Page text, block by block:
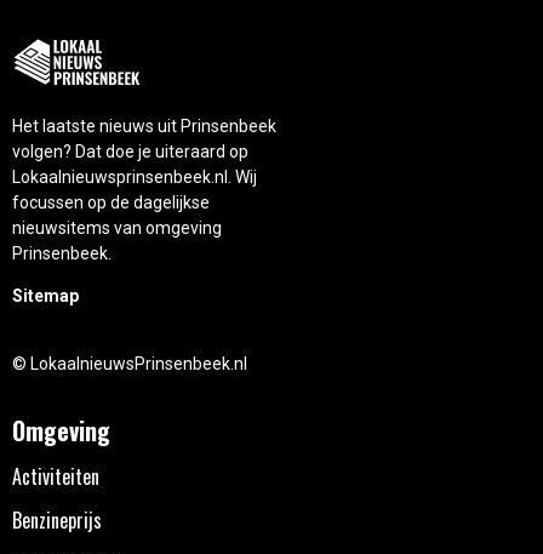
Het laatste nieuws uit Prinsenbeek
volgen? Dat doe je uiteraard op
Lokaalnieuwsprinsenbeek.nl. Wij
focussen op de dagelijkse
nieuwsitems van omgeving
Prinsenbeek.
Sitemap
© LokaalnieuwsPrinsenbeek.nl
Omgeving
Activiteiten
Benzineprijs